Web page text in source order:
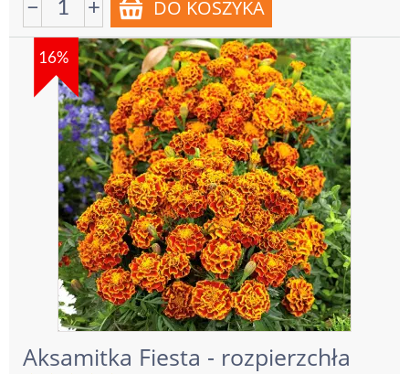
− +
16%
Aksamitka Fiesta - rozpierzchła